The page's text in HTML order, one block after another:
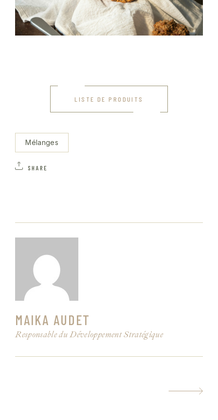
LISTE DE PRODUITS
Mélanges
SHARE
MAIKA AUDET
Responsable du Développement Stratégique